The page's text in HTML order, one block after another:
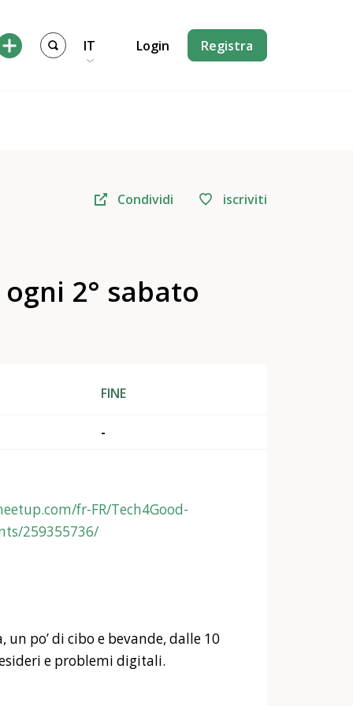
IT Login Registra
Condividi iscriviti
2° sabato
FINE
-
fr-FR/Tech4Good-
259355736/
po’ di cibo e bevande, dalle 10
e problemi digitali.